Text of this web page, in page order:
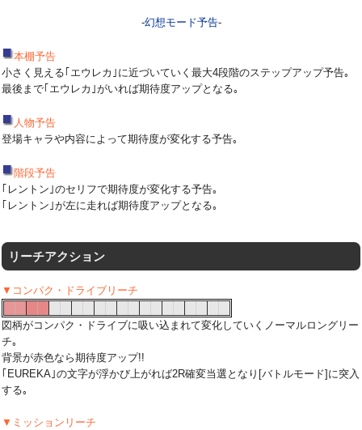
-幻想モード予告-
本棚予告
小さく見える｢エウレカ｣に近づいていく最大4段階のステップアップ予告｡
最後まで｢エウレカ｣がいれば期待度アップとなる｡
人物予告
登場キャラや内容によって期待度が変化する予告｡
階段予告
｢レントン｣のセリフで期待度が変化する予告｡
｢レントン｣が左に走れば期待度アップとなる｡
リーチアクション
▼コンパク・ドライブリーチ
図柄がコンパク・ドライブに吸い込まれて変化していくノーマルロングリー
チ｡
背景が赤色なら期待度アップ!!
｢EUREKA｣の文字が浮かび上がれば2R確変当選となり[バトルモード]に突入
する｡
▼ミッションリーチ